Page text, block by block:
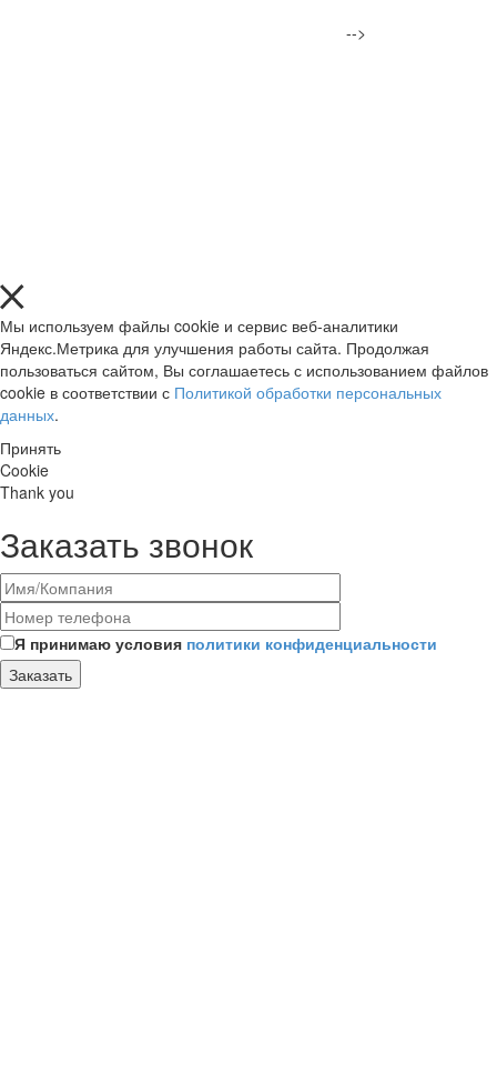
-->
Мы используем файлы cookie и сервис веб-аналитики
Яндекс.Метрика для улучшения работы сайта. Продолжая
пользоваться сайтом, Вы соглашаетесь с использованием файлов
cookie в соответствии с Политикой обработки персональных
данных.
Принять
Cookie
Thank you
Заказать звонок
Я принимаю условия политики конфиденциальности